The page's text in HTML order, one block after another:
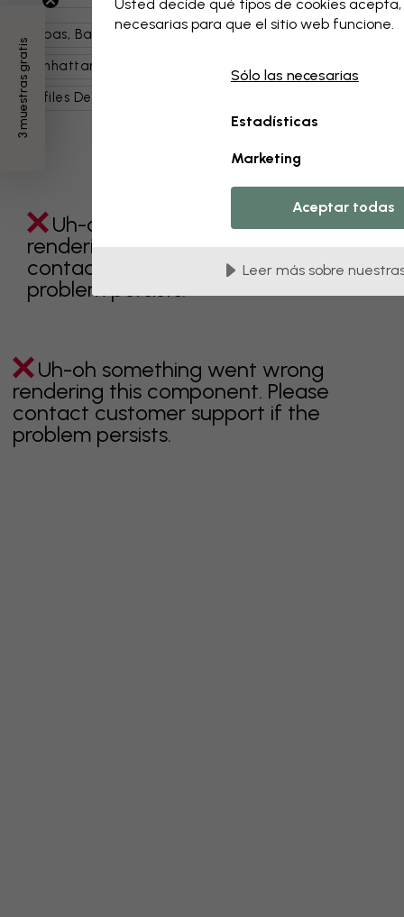
Mapas, Banderas Y Lugares Lugares
EE. UU.
Manhattan
Tipos De Edificios Y Arquitectura
Perfiles De Ciudad
Uh-oh something went wrong
rendering this component. Please
contact customer support if the
problem persists.
Uh-oh something went wrong
rendering this component. Please
contact customer support if the
problem persists.
3 muestras gratis
Usted decide qué tipos de cookies
necesarias para que el sitio web funcione.
Sólo las necesarias
Estadísticas
Marketing
Aceptar todas
Leer más sobre